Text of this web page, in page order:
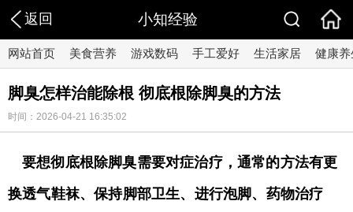
返回 小知经验
网站首页 美食营养 游戏数码 手工爱好 生活家居 健康养
脚臭怎样治能除根 彻底根除脚臭的方法
时间：2026-04-21 16:35:02
要想彻底根除脚臭需要对症治疗，通常的方法有更
换透气鞋袜、保持脚部卫生、进行泡脚、药物治疗